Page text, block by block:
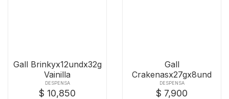
Gall Brinkyx12undx32g
Vainilla
DESPENSA
$ 10,850
Gall
Crakenasx27gx8und
Probioticos
DESPENSA
$ 7,900